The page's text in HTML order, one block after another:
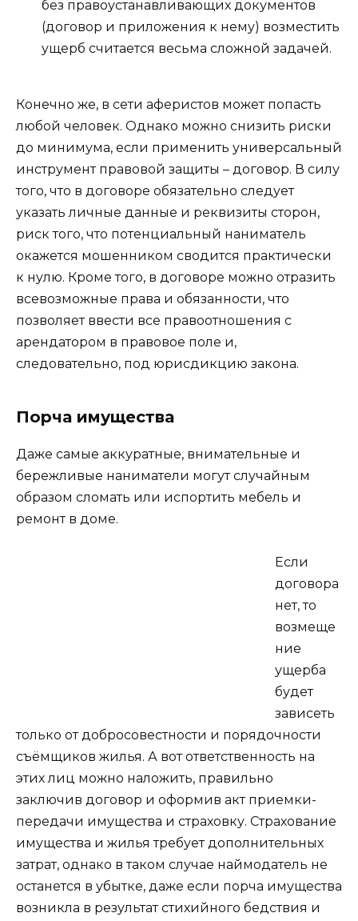
без правоустанавливающих документов
(договор и приложения к нему) возместить
ущерб считается весьма сложной задачей.
Конечно же, в сети аферистов может попасть
любой человек. Однако можно снизить риски
до минимума, если применить универсальный
инструмент правовой защиты – договор. В силу
того, что в договоре обязательно следует
указать личные данные и реквизиты сторон,
риск того, что потенциальный наниматель
окажется мошенником сводится практически
к нулю. Кроме того, в договоре можно отразить
всевозможные права и обязанности, что
позволяет ввести все правоотношения с
арендатором в правовое поле и,
следовательно, под юрисдикцию закона.
Порча имущества
Даже самые аккуратные, внимательные и
бережливые наниматели могут случайным
образом сломать или испортить мебель и
ремонт в доме.
Если
договора
нет, то
возмеще
ние
ущерба
будет
зависеть
только от добросовестности и порядочности
съёмщиков жилья. А вот ответственность на
этих лиц можно наложить, правильно
заключив договор и оформив акт приемки-
передачи имущества и страховку. Страхование
имущества и жилья требует дополнительных
затрат, однако в таком случае наймодатель не
останется в убытке, даже если порча имущества
возникла в результат стихийного бедствия и